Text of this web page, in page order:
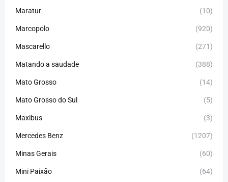
Maratur (10)
Marcopolo (920)
Mascarello (271)
Matando a saudade (388)
Mato Grosso (14)
Mato Grosso do Sul (5)
Maxibus (3)
Mercedes Benz (1207)
Minas Gerais (60)
Mini Paixão (64)